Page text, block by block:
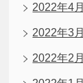
2022年4月
2022年3月
2022年2月